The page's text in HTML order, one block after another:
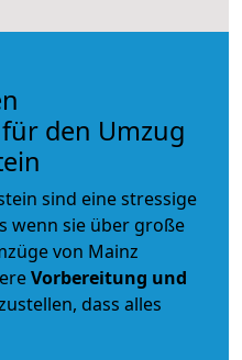
den Umzug
sind eine stressige
wenn sie über große
von Mainz
Vorbereitung und
dass alles